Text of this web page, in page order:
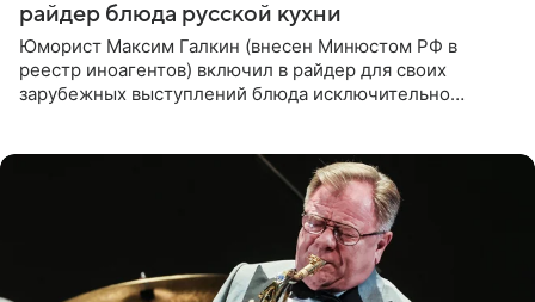
райдер блюда русской кухни
Юморист Максим Галкин (внесен Минюстом РФ в
реестр иноагентов) включил в райдер для своих
зарубежных выступлений блюда исключительно